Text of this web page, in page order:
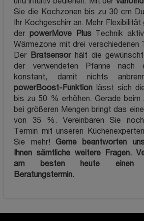
Sie die Kochzonen bis zu 30 cm
Ihr Kochgeschirr an. Mehr
der powerMove PlusTechnik
Wärmezone mit drei verschiedenen
Der
Bratsensorhält die
der verwendeten Pfanne nach
konstant, damit nichts
powerBoost-Funktion lässt sich
bis zu 50 % erhöhen. Gerade beim
bei größeren Mengen bringt das
von 35 %. Vereinbaren Sie
Termin mit unseren
Sie mehr! Gerne beantworten
Ihnen sämtliche weitere Fragen.
am besten heute einen
Beratungstermin.